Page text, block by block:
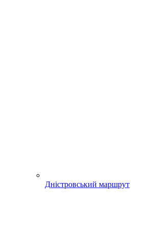
Дністровський маршрут